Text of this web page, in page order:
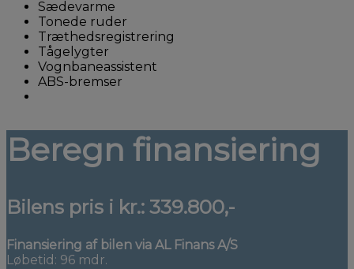
Sædevarme
Tonede ruder
Træthedsregistrering
Tågelygter
Vognbaneassistent
ABS-bremser
Beregn finansiering
Bilens pris i kr.: 339.800,-
Finansiering af bilen via AL Finans A/S
Løbetid: 96 mdr.